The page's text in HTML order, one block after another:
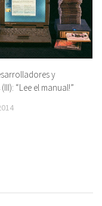
y
“Lee el manual!”